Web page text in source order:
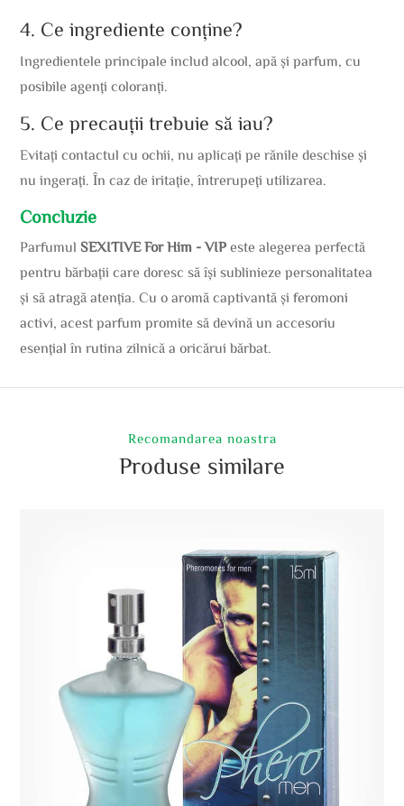
4. Ce ingrediente conține?
Ingredientele principale includ alcool, apă și parfum, cu
posibile agenți coloranți.
5. Ce precauții trebuie să iau?
Evitați contactul cu ochii, nu aplicați pe rănile deschise și
nu ingerați. În caz de iritație, întrerupeți utilizarea.
Concluzie
Parfumul SEXITIVE For Him - VIP este alegerea perfectă
pentru bărbații care doresc să își sublinieze personalitatea
și să atragă atenția. Cu o aromă captivantă și feromoni
activi, acest parfum promite să devină un accesoriu
esențial în rutina zilnică a oricărui bărbat.
Recomandarea noastra
Produse similare